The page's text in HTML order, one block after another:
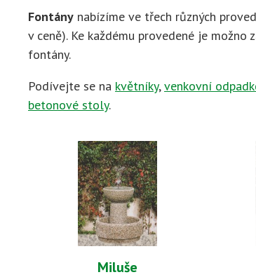
Fontány nabízíme ve třech různých
v ceně). Ke každému provedené je
fontány.
Podívejte se na květníky,venkovní
betonové stoly.
Miluše